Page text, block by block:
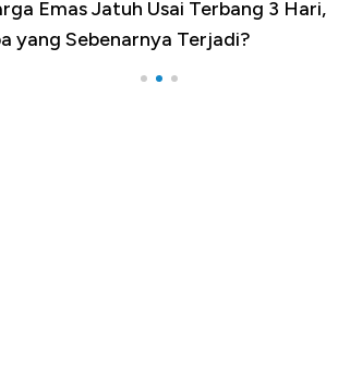
China Menggila, Jadi Sumber
100 Negara